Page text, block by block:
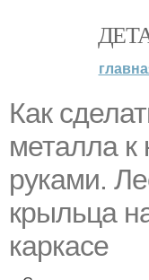
Как
металла к
руками.
крыльца
каркасе